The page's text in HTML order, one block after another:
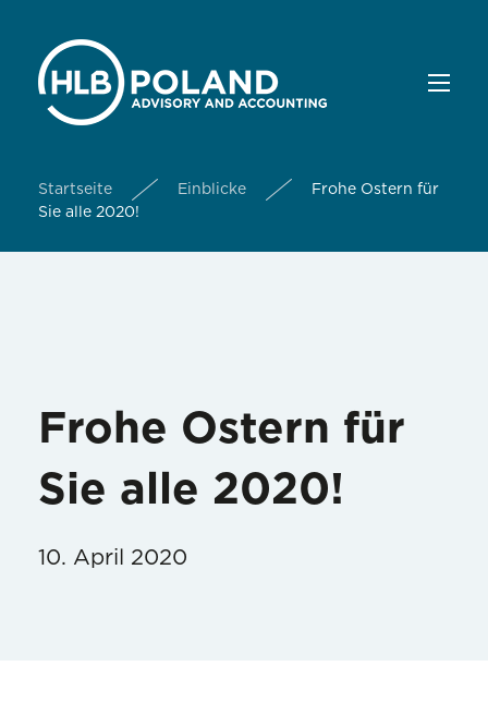
Startseite Einblicke
Frohe Ostern für
Sie alle 2020!
Frohe Ostern für
Sie alle 2020!
10. April 2020